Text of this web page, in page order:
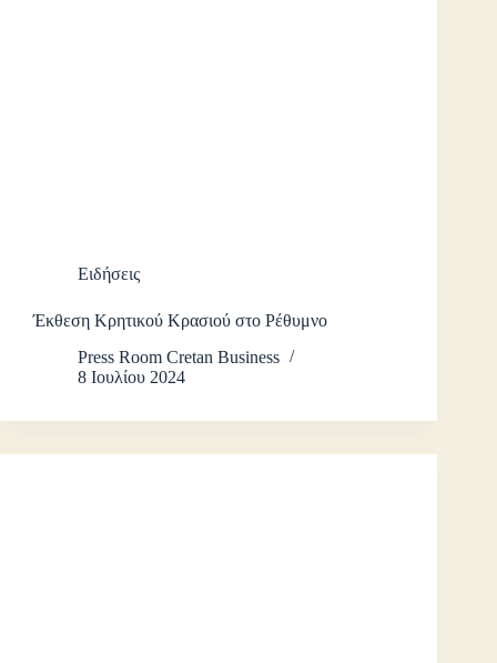
Ειδήσεις
Έκθεση Κρητικού Κρασιού στο Ρέθυμνο
Press Room Cretan Business
8 Ιουλίου 2024